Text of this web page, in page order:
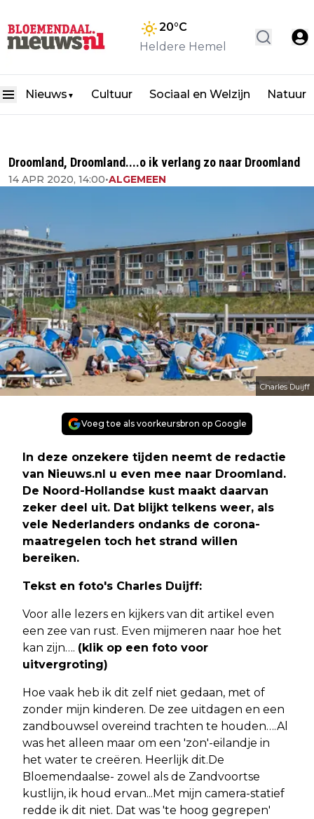
20°C
Heldere Hemel
Nieuws ▼ Cultuur Sociaal en Welzijn Natuur
Droomland, Droomland....o ik verlang zo naar Droomland
14 APR 2020, 14:00•ALGEMEEN
Charles Duijff
Voeg toe als voorkeursbron op Google
In deze onzekere tijden neemt de redactie
van Nieuws.nl u even mee naar Droomland.
De Noord-Hollandse kust maakt daarvan
zeker deel uit. Dat blijkt telkens weer, als
vele Nederlanders ondanks de corona-
maatregelen toch het strand willen
bereiken.
Tekst en foto's Charles Duijff:
Voor alle lezers en kijkers van dit artikel even
een zee van rust. Even mijmeren naar hoe het
kan zijn…. (klik op een foto voor
uitvergroting)
Hoe vaak heb ik dit zelf niet gedaan, met of
zonder mijn kinderen. De zee uitdagen en een
zandbouwsel overeind trachten te houden….Al
was het alleen maar om een 'zon'-eilandje in
het water te creëren. Heerlijk dit.De
Bloemendaalse- zowel als de Zandvoortse
kustlijn, ik houd ervan...Met mijn camera-statief
redde ik dit niet. Dat was 'te hoog gegrepen'